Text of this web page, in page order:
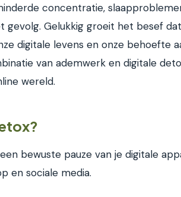
concentratie,
gevolg. Gelukkig groeit het besef
digitale levens en onze behoefte
van ademwerk en digitale
wereld.
bewuste pauze van je digitale
en sociale media.